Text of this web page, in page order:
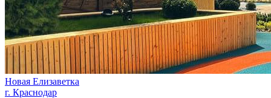
Новая Елизаветка
г. Краснодар